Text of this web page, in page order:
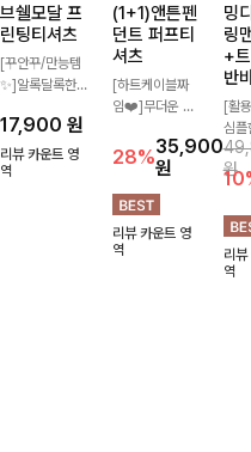
브쉘모달 프
린팅티셔츠
[꾸안꾸/만능템
✨]알록달록한
프린팅으로 밋밋
하지 않으면서
아기자기한 감성
17,900 원
리뷰 카운트 영
역
(1+1)앤튼펜
던트 퍼프티
셔츠
[하트케이블짜
임❤️]무더운 여
낭만같은 티셔츠
소재감에서 주는
포인트와 금장으
로 고급스러움도
놓치지 말아요♥
28%35,900
원
원
리뷰 카운트 영
역
밍
링
+
반
[활
심플
포인
티셔
게
바지
꾸안
대
트레
리
역